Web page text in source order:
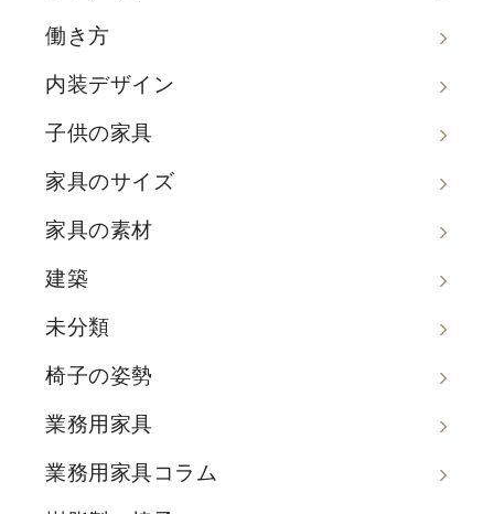
働き方
内装デザイン
子供の家具
家具のサイズ
家具の素材
建築
未分類
椅子の姿勢
業務用家具
業務用家具コラム